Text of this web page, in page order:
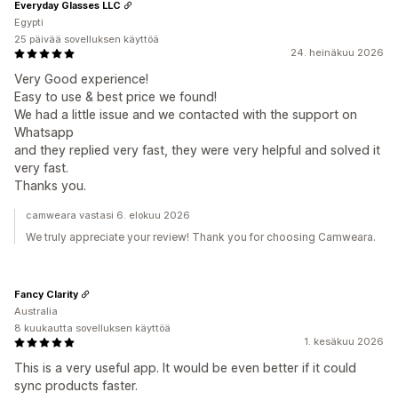
24. heinäkuu 2026
Very Good experience!
Easy to use & best price we found!
We had a little issue and we contacted with the support on
Whatsapp
and they replied very fast, they were very helpful and solved it
very fast.
Thanks you.
Everyday Glasses LLC
Egypti
25 päivää sovelluksen käyttöä
camweara vastasi 6. elokuu 2026
We truly appreciate your review! Thank you for choosing Camweara.
1. kesäkuu 2026
This is a very useful app. It would be even better if it could
sync products faster.
Fancy Clarity
Australia
8 kuukautta sovelluksen käyttöä